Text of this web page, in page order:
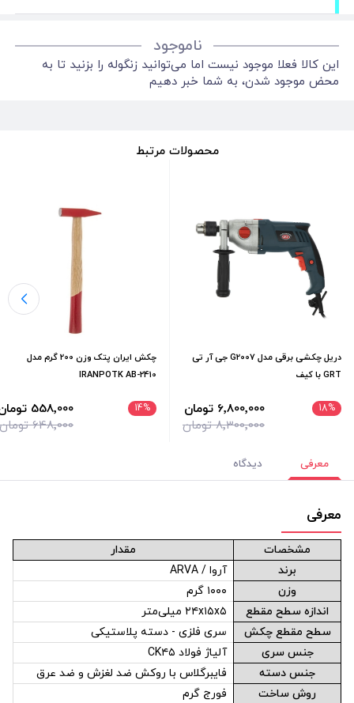
ناموجود
این کالا فعلا موجود نیست اما می‌توانید زنگوله را بزنید تا به
محض موجود شدن، به شما خبر دهیم
محصولات مرتبط
دریل چکشی برقی مدل G2007 جی آر تی
GRT با كيف
18%
8٬300٬000 تومان
6٬800٬000 تومان
چکش ایران پتک وزن 200 گرم مدل
IRANPOTK AB-2410
14%
648٬000 تومان
558٬000 تومان
معرفی دیدگاه
معرفی
مشخصات
مقدار
برند
آروا / ARVA
وزن
۱۰۰۰ گرم
اندازه سطح مقطع
۲۴x۱۵x۵ میلی‌متر
سطح مقطع چکش
سری فلزی - دسته پلاستیکی
جنس سری
آلیاژ فولاد CK۴۵
جنس دسته
فایبرگلاس با روکش ضد لغزش و ضد عرق
روش ساخت
فورج گرم